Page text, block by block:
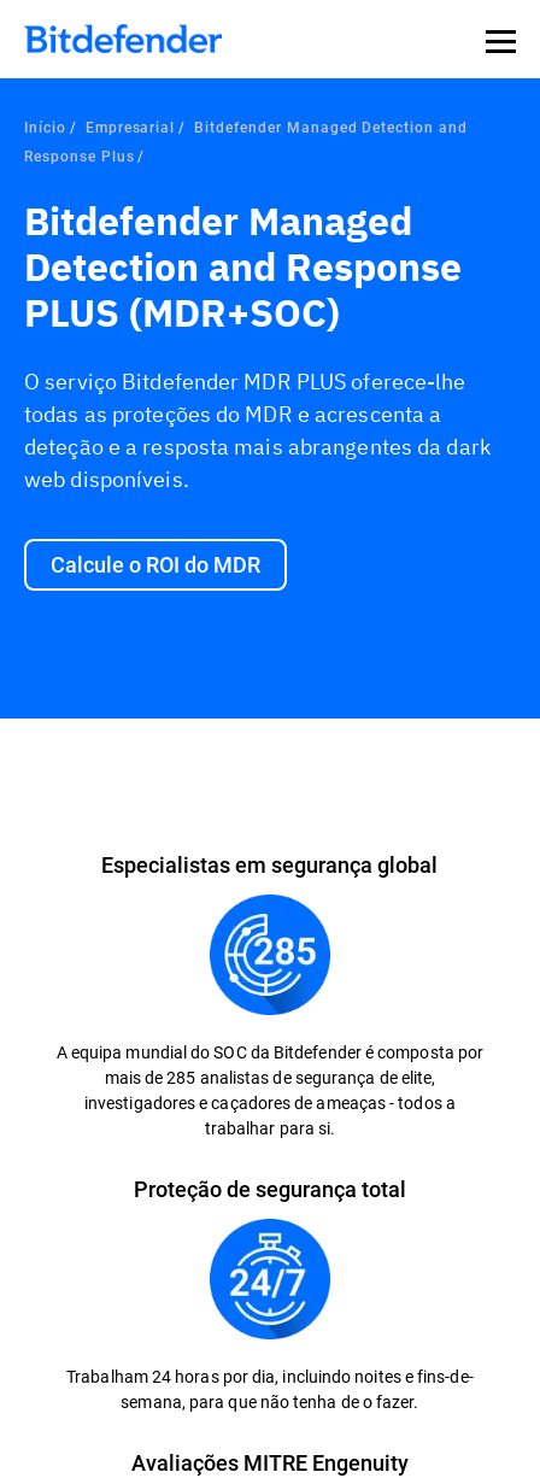
Início Empresarial
Bitdefender Managed Detection and
Response Plus
Bitdefender Managed
Detection and Response
PLUS (MDR+SOC)
O serviço Bitdefender MDR PLUS oferece-lhe
todas as proteções do MDR e acrescenta a
deteção e a resposta mais abrangentes da dark
web disponíveis.
Calcule o ROI do MDR
Especialistas em segurança global
A equipa mundial do SOC da Bitdefender é composta por
mais de 285 analistas de segurança de elite,
investigadores e caçadores de ameaças - todos a
trabalhar para si.
Proteção de segurança total
Trabalham 24 horas por dia, incluindo noites e fins-de-
semana, para que não tenha de o fazer.
Avaliações MITRE Engenuity